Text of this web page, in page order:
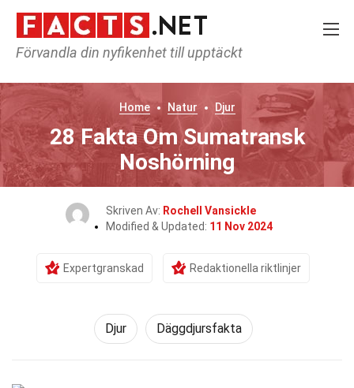
Förvandla din nyfikenhet till upptäckt
Home Natur Djur
28 Fakta Om Sumatransk
Noshörning
Skriven Av: Rochell Vansickle
Modified & Updated: 11 Nov 2024
Expertgranskad Redaktionella riktlinjer
Djur Däggdjursfakta